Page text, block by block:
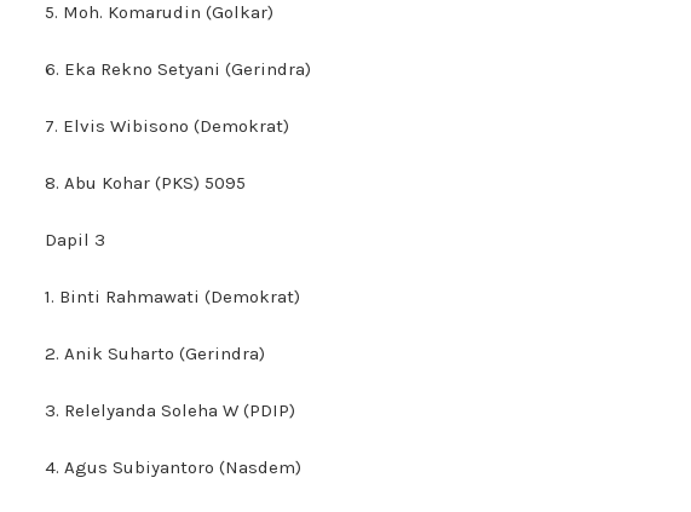
5. Moh. Komarudin (Golkar)
6. Eka Rekno Setyani (Gerindra)
7. Elvis Wibisono (Demokrat)
8. Abu Kohar (PKS) 5095
Dapil 3
1. Binti Rahmawati (Demokrat)
2. Anik Suharto (Gerindra)
3. Relelyanda Soleha W (PDIP)
4. Agus Subiyantoro (Nasdem)